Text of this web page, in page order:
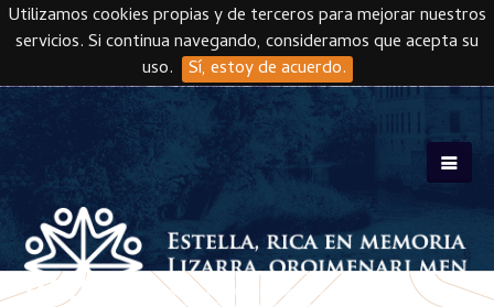
Utilizamos cookies propias y de terceros para mejorar nuestros
servicios. Si continua navegando, consideramos que acepta su
uso. Sí, estoy de acuerdo.
Skip to main content